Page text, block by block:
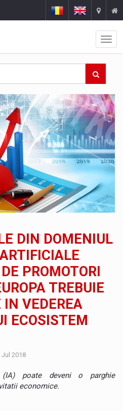
DIN DOMENIUL
PROMOTORI
TREBUIE
VEDEREA
ECOSISTEM
Jul 2018
(IA) poate deveni o parghie
economice.